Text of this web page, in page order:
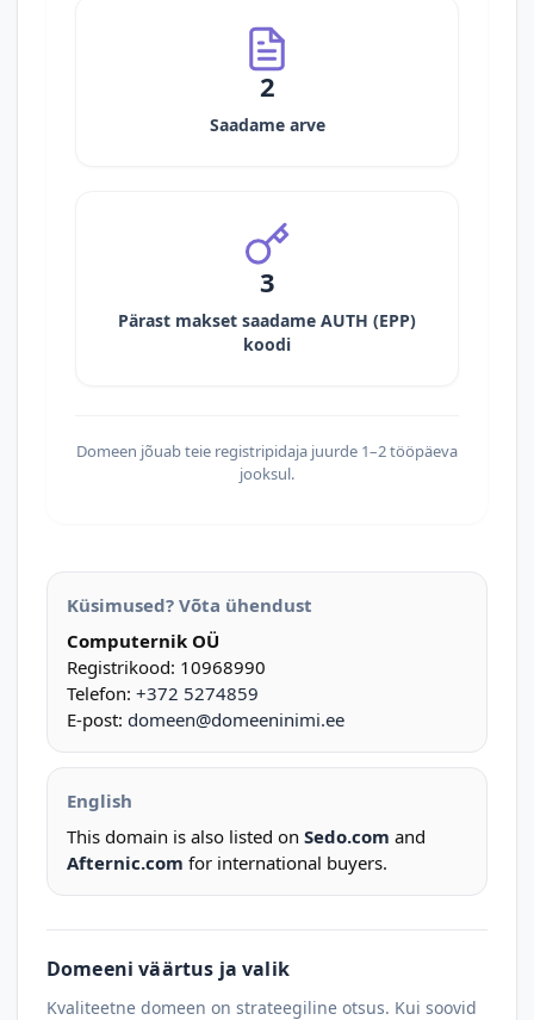
2
Saadame arve
3
Pärast makset saadame AUTH (EPP)
koodi
Domeen jõuab teie registripidaja juurde 1–2 tööpäeva
jooksul.
Küsimused? Võta ühendust
Computernik OÜ
Registrikood: 10968990
Telefon: +372 5274859
E-post: domeen@domeeninimi.ee
English
This domain is also listed on Sedo.com and
Afternic.com for international buyers.
Domeeni väärtus ja valik
Kvaliteetne domeen on strateegiline otsus. Kui soovid